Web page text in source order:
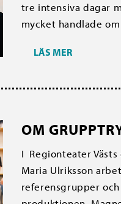
tre intensiva dagar
mycket handlade om
LÄS MER
OM
I Regionteater
Maria Ulriksson
referensgrupper